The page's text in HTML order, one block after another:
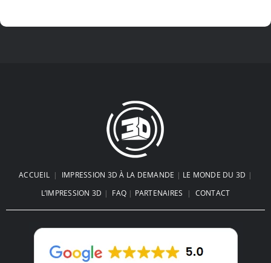
Impression 3d FDM ou Résine : Le
Choc des Technologies